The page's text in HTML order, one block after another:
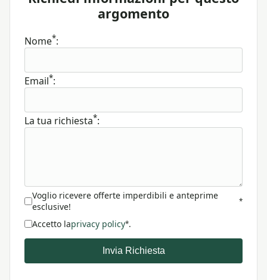
argomento
Nome*:
Email*:
La tua richiesta*:
Voglio ricevere offerte imperdibili e anteprime
esclusive!
*
Accetto laprivacy policy*.
Invia Richiesta